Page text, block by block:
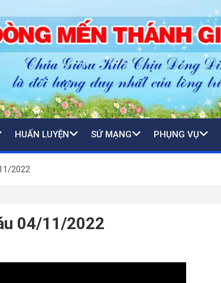
HUẤN LUYỆN SỨ MẠNG PHỤNG VỤ
2022
04/11/2022